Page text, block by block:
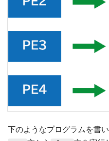
下のようなプログラムを書